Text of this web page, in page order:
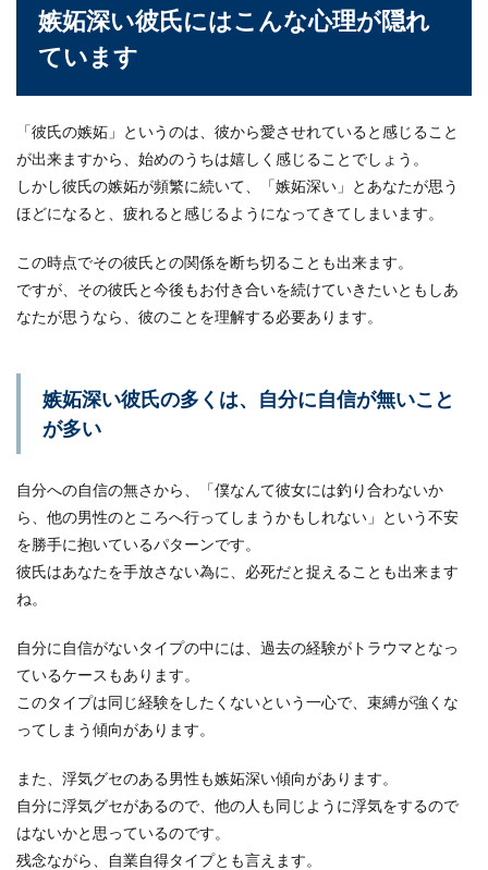
いて。
一人暮らしを始めるにあたって、いろいろなも
のを用意する必要がありますよね。 その中で
も、部屋の...
鉛筆をカッターを使う時の削り方のコ
ツと最適な芯の長さとは
りますね。...
検索の方法。意外と知らない検索方法
とそのコツについて
検索の方法って30パターン位あるのをご存知です
か？知りたいことを知るのに便利なインターネッ
一人暮らしでの入院！気になる郵便物
や宅配便の受け取り方
にも各種手続きを自分で済ませなければいけませ
ん。...
嫉妬深い彼氏にはこんな心理が隠れ
ています
「彼氏の嫉妬」というのは、彼から愛させれていると感じること
が出来ますから、始めのうちは嬉しく感じることでしょう。
しかし彼氏の嫉妬が頻繁に続いて、「嫉妬深い」とあなたが思う
ほどになると、疲れると感じるようになってきてしまいます。
この時点でその彼氏との関係を断ち切ることも出来ます。
ですが、その彼氏と今後もお付き合いを続けていきたいともしあ
なたが思うなら、彼のことを理解する必要あります。
嫉妬深い彼氏の多くは、自分に自信が無いこと
が多い
自分への自信の無さから、「僕なんて彼女には釣り合わないか
ら、他の男性のところへ行ってしまうかもしれない」という不安
を勝手に抱いているパターンです。
彼氏はあなたを手放さない為に、必死だと捉えることも出来ます
ね。
自分に自信がないタイプの中には、過去の経験がトラウマとなっ
ているケースもあります。
このタイプは同じ経験をしたくないという一心で、束縛が強くな
ってしまう傾向があります。
また、浮気グセのある男性も嫉妬深い傾向があります。
自分に浮気グセがあるので、他の人も同じように浮気をするので
はないかと思っているのです。
残念ながら、自業自得タイプとも言えます。